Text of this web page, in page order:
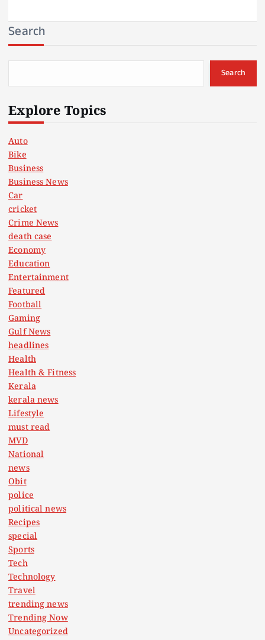
Search
Search
Explore Topics
Auto
Bike
Business
Business News
Car
cricket
Crime News
death case
Economy
Education
Entertainment
Featured
Football
Gaming
Gulf News
headlines
Health
Health & Fitness
Kerala
kerala news
Lifestyle
must read
MVD
National
news
Obit
police
political news
Recipes
special
Sports
Tech
Technology
Travel
trending news
Trending Now
Uncategorized